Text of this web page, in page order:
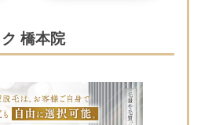
橋本院